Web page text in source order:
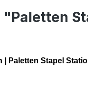
Paletten Stapel